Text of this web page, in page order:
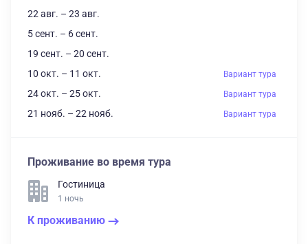
22 авг. – 23 авг.
5 сент. – 6 сент.
19 сент. – 20 сент.
10 окт. – 11 окт.
Вариант тура
24 окт. – 25 окт. Вариант тура
21 нояб. – 22 нояб. Вариант тура
Проживание во время тура
Гостиница
1 ночь
К проживанию